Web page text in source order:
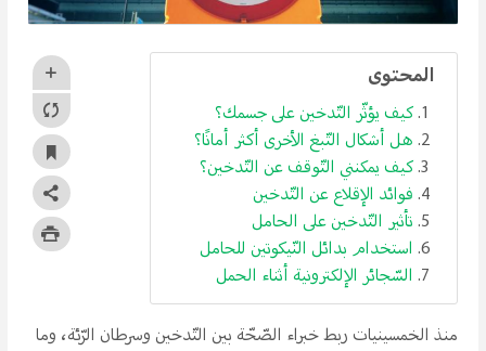
المحتوى
كيف يؤثّر التّدخين على جسمك؟
هل أشكال التّبغ الأخرى أكثر أمانًا؟
كيف يمكنني التّوقف عن التّدخين؟
فوائد الإقلاع عن التّدخين
تأثير التّدخين على الحامل
استخدام بدائل النّيكوتين للحامل
السّجائر الإلكترونية أثناء الحمل
منذ الخمسينيات ربط خبراء الصّحّة بين التّدخين وسرطان الرّئة، وما